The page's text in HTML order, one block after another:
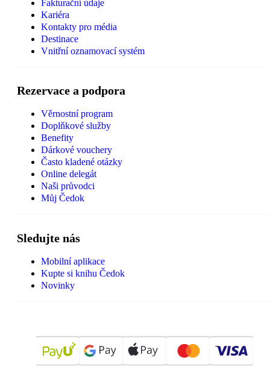
Fakturační údaje
Kariéra
Kontakty pro média
Destinace
Vnitřní oznamovací systém
Rezervace a podpora
Věrnostní program
Doplňkové služby
Benefity
Dárkové vouchery
Často kladené otázky
Online delegát
Naši průvodci
Můj Čedok
Sledujte nás
Mobilní aplikace
Kupte si knihu Čedok
Novinky